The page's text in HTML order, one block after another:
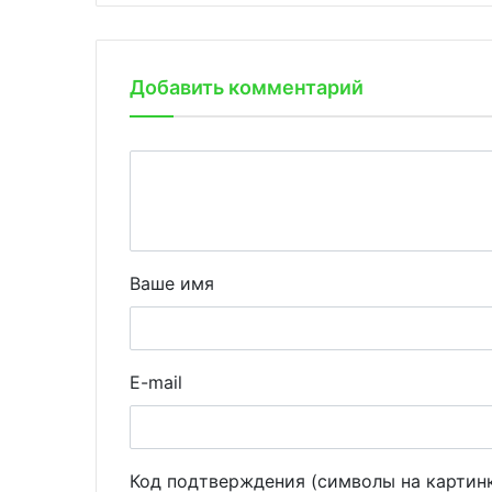
Добавить комментарий
Ваше имя
E-mail
Код подтверждения (символы на